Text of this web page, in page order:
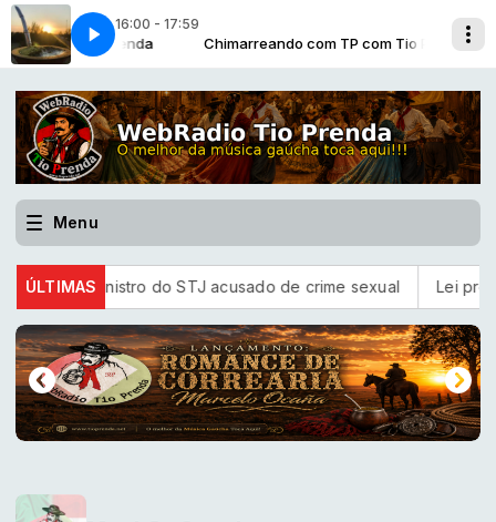
16:00 - 17:59
TP com Tio Prenda Chimarreando com TP com Tio Prenda
- CHASQUE PARA DOM MUNHOZGAROTOS DO FANDANGO - CHASQUE
Menu
ÚLTIMAS
para ministro do STJ acusado de crime sexual Lei